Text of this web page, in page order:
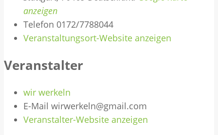
anzeigen
Telefon 0172/7788044
Veranstaltungsort-Website anzeigen
Veranstalter
wir werkeln
E-Mail wirwerkeln@gmail.com
Veranstalter-Website anzeigen